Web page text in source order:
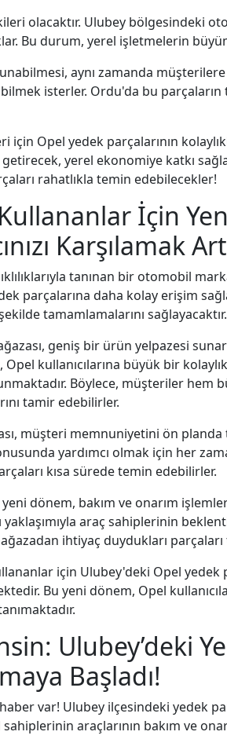
olacaktır. Ulubey bölgesindeki
Bu durum, yerel işletmelerin
aynı zamanda
isterler. Ordu'da bu
Opel yedek parçalarının
yerel ekonomiye katkı
rahatlıkla temin edebilecekler!
İçin
Karşılamak
tanınan bir otomobil
parçalarına daha kolay erişim
tamamlamalarını sağlayacaktır.
geniş bir ürün yelpazesi
kullanıcılarına büyük bir
Böylece, müşteriler
tamir edebilirler.
müşteri memnuniyetini ön
yardımcı olmak için her
kısa sürede temin edebilirler.
dönem, bakım ve onarım
araç sahiplerinin
ihtiyaç duydukları
için Ulubey'deki Opel yedek
Bu yeni dönem, Opel
Ulubey’deki
Başladı!
var! Ulubey ilçesindeki yedek
araçlarının bakım ve